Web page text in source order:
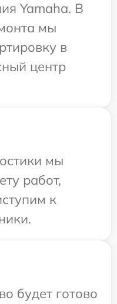
Yamaha. В
мы
в
центр
мы
работ,
к
будет готово